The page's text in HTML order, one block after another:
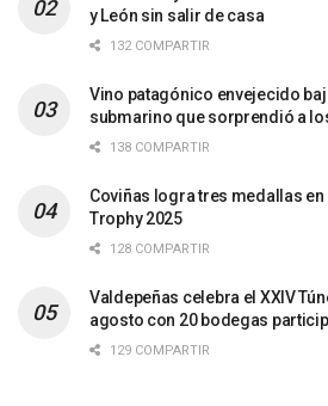
y León sin salir de casa
132 COMPARTIR
Vino patagónico envejecido
submarino que sorprendió a
138 COMPARTIR
Coviñas logra tres medallas
Trophy 2025
128 COMPARTIR
Valdepeñas celebra el XXIV
agosto con 20 bodegas
129 COMPARTIR